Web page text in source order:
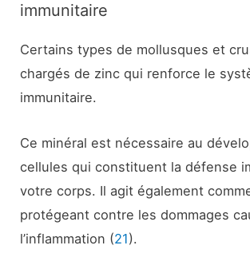
immunitaire
Certains types de mollusques et
chargés de zinc qui renforce le
immunitaire.
Ce minéral est nécessaire au
cellules qui constituent la défense
votre corps. Il agit également
protégeant contre les dommages
l’inflammation (21).